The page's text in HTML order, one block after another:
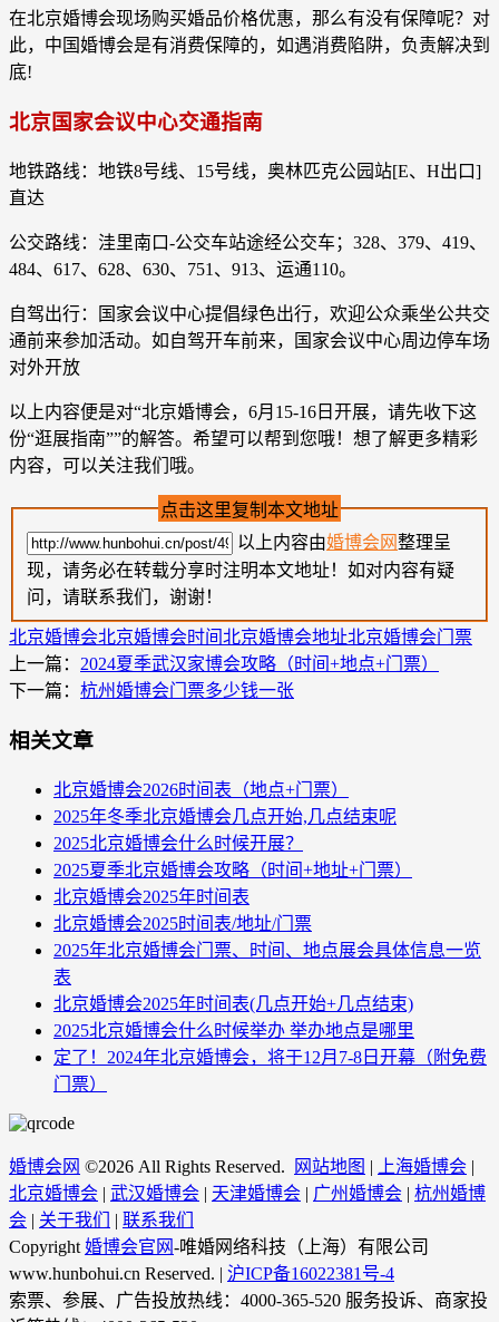
在北京婚博会现场购买婚品价格优惠，那么有没有保障呢？对
此，中国婚博会是有消费保障的，如遇消费陷阱，负责解决到
底!
北京国家会议中心交通指南
地铁路线：地铁8号线、15号线，奥林匹克公园站[E、H出口]
直达
公交路线：洼里南口-公交车站途经公交车；328、379、419、
484、617、628、630、751、913、运通110。
自驾出行：国家会议中心提倡绿色出行，欢迎公众乘坐公共交
通前来参加活动。如自驾开车前来，国家会议中心周边停车场
对外开放
以上内容便是对“北京婚博会，6月15-16日开展，请先收下这
份“逛展指南””的解答。希望可以帮到您哦！想了解更多精彩
内容，可以关注我们哦。
点击这里复制本文地址
以上内容由婚博会网整理呈
现，请务必在转载分享时注明本文地址！如对内容有疑
问，请联系我们，谢谢！
北京婚博会北京婚博会时间北京婚博会地址北京婚博会门票
上一篇： 2024夏季武汉家博会攻略（时间+地点+门票）
下一篇： 杭州婚博会门票多少钱一张
相关文章
北京婚博会2026时间表（地点+门票）
2025年冬季北京婚博会几点开始,几点结束呢
2025北京婚博会什么时候开展？
2025夏季北京婚博会攻略（时间+地址+门票）
北京婚博会2025年时间表
北京婚博会2025时间表/地址/门票
2025年北京婚博会门票、时间、地点展会具体信息一览
表
北京婚博会2025年时间表(几点开始+几点结束)
2025北京婚博会什么时候举办 举办地点是哪里
定了！2024年北京婚博会，将于12月7-8日开幕（附免费
门票）
婚博会网 ©2026 All Rights Reserved. 网站地图 | 上海婚博会 |
北京婚博会 | 武汉婚博会 | 天津婚博会 | 广州婚博会 | 杭州婚博
会 | 关于我们 | 联系我们
Copyright 婚博会官网-唯婚网络科技（上海）有限公司
www.hunbohui.cn Reserved. | 沪ICP备16022381号-4
索票、参展、广告投放热线：4000-365-520 服务投诉、商家投